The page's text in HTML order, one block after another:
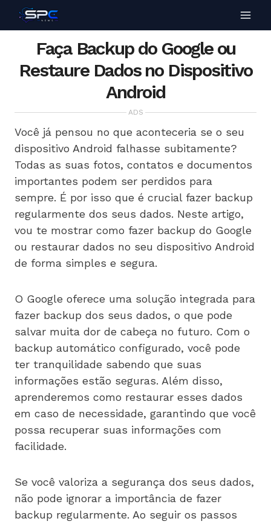
Faça Backup do Google ou
Restaure Dados no Dispositivo
Android
ADS
Você já pensou no que aconteceria se o seu
dispositivo Android falhasse subitamente?
Todas as suas fotos, contatos e documentos
importantes podem ser perdidos para
sempre. É por isso que é crucial fazer backup
regularmente dos seus dados. Neste artigo,
vou te mostrar como fazer backup do Google
ou restaurar dados no seu dispositivo Android
de forma simples e segura.
O Google oferece uma solução integrada para
fazer backup dos seus dados, o que pode
salvar muita dor de cabeça no futuro. Com o
backup automático configurado, você pode
ter tranquilidade sabendo que suas
informações estão seguras. Além disso,
aprenderemos como restaurar esses dados
em caso de necessidade, garantindo que você
possa recuperar suas informações com
facilidade.
Se você valoriza a segurança dos seus dados,
não pode ignorar a importância de fazer
backup regularmente. Ao seguir os passos